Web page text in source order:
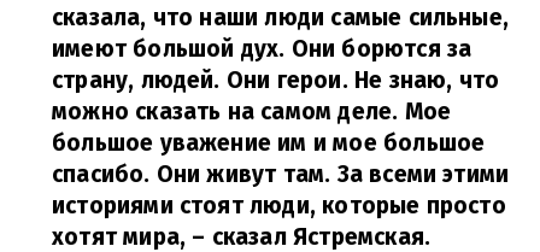
сказала, что наши люди самые сильные,
имеют большой дух. Они борются за
страну, людей. Они герои. Не знаю, что
можно сказать на самом деле. Мое
большое уважение им и мое большое
спасибо. Они живут там. За всеми этими
историями стоят люди, которые просто
хотят мира, – сказал Ястремская.